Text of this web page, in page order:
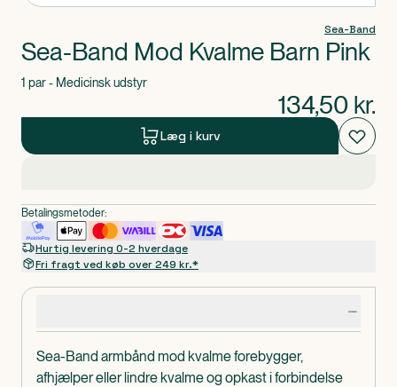
Sea-Band armbånd mod kvalme forebygger,
afhjælper eller lindre kvalme og opkast i forbindelse
Sea-Band
Sea-Band Mod Kvalme Barn Pink
1 par - Medicinsk udstyr
134,50 kr.
Læg i kurv
Betalingsmetoder:
Hurtig levering 0-2 hverdage
Fri fragt ved køb over 249 kr.*